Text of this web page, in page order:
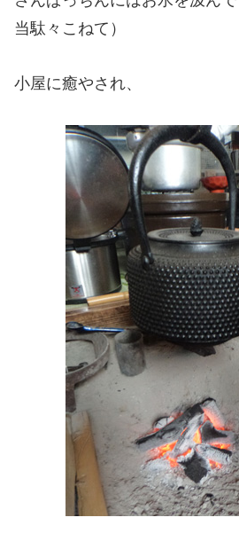
当駄々こねて）
小屋に癒やされ、